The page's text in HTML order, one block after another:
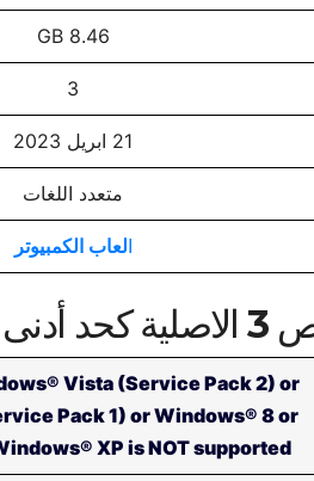
8.46 GB
3
21 ابريل 2023
متعدد اللغات
العاب الكمبيوتر
Vista (Service Pack 2) or
Pack 1) or Windows® 8 or
XP is NOT supported.